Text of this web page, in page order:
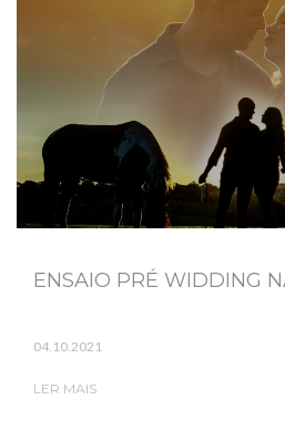
ENSAIO PRÉ WIDDING
04.10.2021
LER MAIS